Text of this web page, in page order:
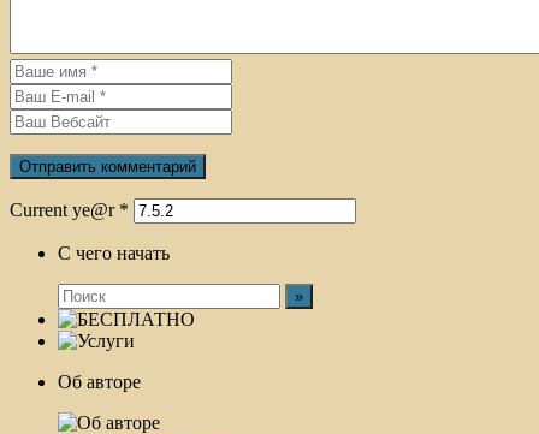
Current ye@r *
С чего начать
Об авторе